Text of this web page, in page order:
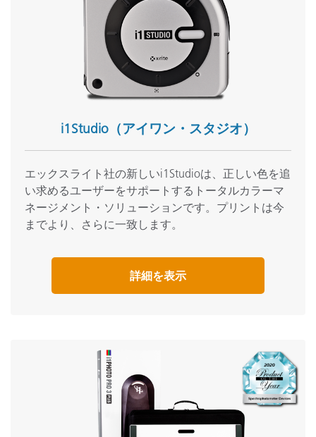
i1Studio（アイワン・スタジオ）
エックスライト社の新しいi1Studioは、正しい色を追
い求めるユーザーをサポートするトータルカラーマ
ネージメント・ソリューションです。プリントは今
までより、さらに一致します。
詳細を表示